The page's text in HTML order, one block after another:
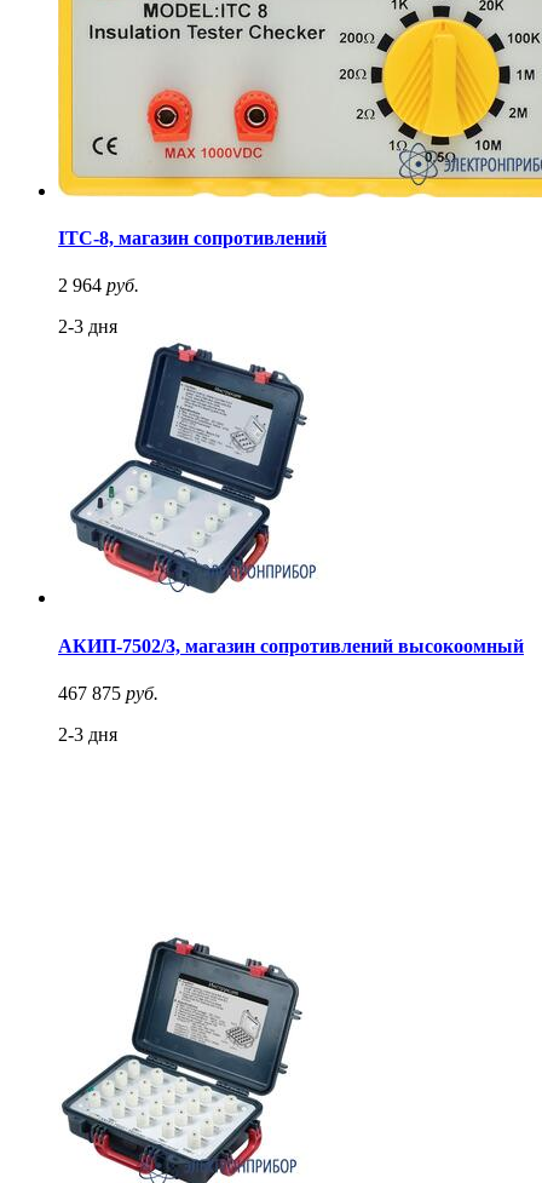
ITC-8, магазин сопротивлений
2 964 руб.
2-3 дня
АКИП-7502/3, магазин сопротивлений высокоомный
467 875 руб.
2-3 дня